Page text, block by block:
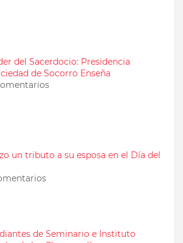
del Sacerdocio: Presidencia
de Socorro Enseña
un tributo a su esposa en el Día del
de Seminario e Instituto